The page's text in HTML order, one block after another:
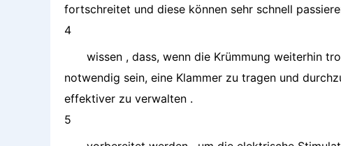
fortschreitet und diese können sehr schnell
4
wissen , dass, wenn die Krümmung weiterhin
notwendig sein, eine Klammer zu tragen und
effektiver zu verwalten .
5